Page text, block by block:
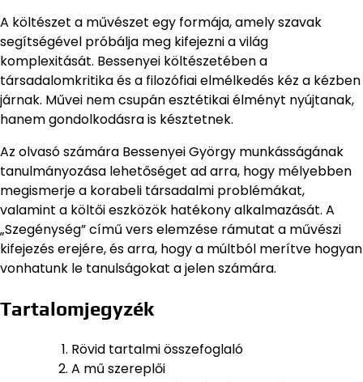
A költészet a művészet egy formája, amely szavak
segítségével próbálja meg kifejezni a világ
komplexitását. Bessenyei költészetében a
társadalomkritika és a filozófiai elmélkedés kéz a kézben
járnak. Művei nem csupán esztétikai élményt nyújtanak,
hanem gondolkodásra is késztetnek.
Az olvasó számára Bessenyei György munkásságának
tanulmányozása lehetőséget ad arra, hogy mélyebben
megismerje a korabeli társadalmi problémákat,
valamint a költői eszközök hatékony alkalmazását. A
„Szegénység” című vers elemzése rámutat a művészi
kifejezés erejére, és arra, hogy a múltból merítve hogyan
vonhatunk le tanulságokat a jelen számára.
Tartalomjegyzék
Rövid tartalmi összefoglaló
A mű szereplői